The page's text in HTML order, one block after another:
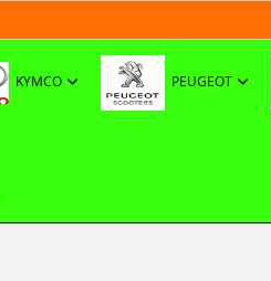
KYMCO PEUGEOT